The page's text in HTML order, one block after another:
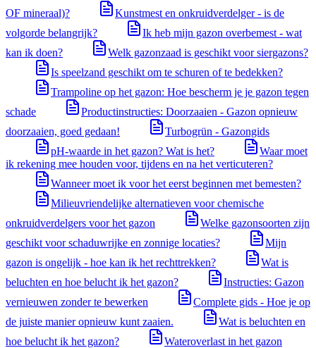
OF mineraal)?
Kunstmest en onkruidverdelger - is de
volgorde belangrijk?
Ik heb mijn gazon overbemest - wat
kan ik doen?
Welk gazonzaad is geschikt voor siergazons?
Is speelzand geschikt om te schuren of te bedekken?
Trampoline op het gazon: Hoe bescherm je je gazon tegen
schade
Productinstructies: Doorzaaien - Gazon opnieuw
doorzaaien, goed gedaan!
Turbogrün - Gazongids
pH-waarde in het gazon? Wat is het?
Waar moet
ik rekening mee houden voor, tijdens en na het verticuteren?
Wanneer moet ik voor het eerst beginnen met bemesten?
Milieuvriendelijke alternatieven voor chemische
onkruidverdelgers voor het gazon
Welke gazonsoorten zijn
geschikt voor schaduwrijke en zonnige locaties?
Mijn
gazon is ongelijk - hoe kan ik het rechttrekken?
Wat is
beluchten en hoe belucht ik het gazon?
Instructies: Gazon
vernieuwen zonder te bewerken
Complete gids - Hoe je op
de juiste manier opnieuw kunt zaaien.
Wat is beluchten en
hoe belucht ik het gazon?
Wateroverlast in het gazon